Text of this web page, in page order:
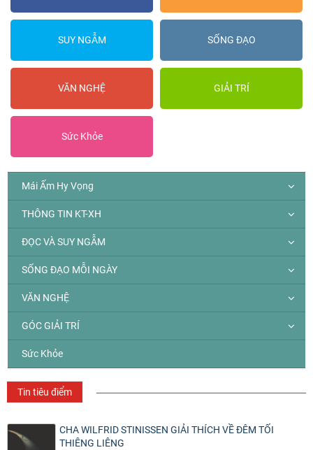
SUY NGẪM SỐNG ĐẠO
VĂN NGHỆ GIẢI TRÍ
Sức Khỏe
Mái Ấm Hy Vọng
THÔNG TIN KT-XH
ĐỌC VÀ SUY NGẪM
SỐNG ĐẠO MỖI NGÀY
VĂN NGHỆ
GÓC GIẢI TRÍ
Sức Khỏe
Tin tiêu điểm
CHA WILFRID STINISSEN GIẢI THÍCH VỀ ĐÊM TỐI
THIÊNG LIÊNG